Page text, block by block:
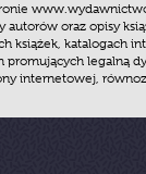
oraz opisy
książek, katalogach
promujących legalną
internetowej,